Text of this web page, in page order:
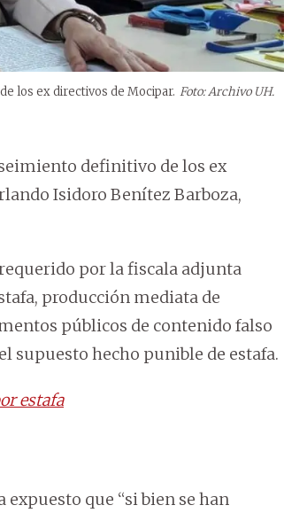
los ex directivos de Mocipar. Foto: Archivo UH.
definitivo de los ex
Isidoro Benítez Barboza,
por la fiscala adjunta
producción mediata de
públicos de contenido falso
supuesto hecho punible de estafa.
estafa
que “si bien se han